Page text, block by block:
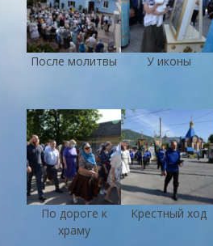
После молитвы У иконы
По дороге к
храму
Крестный ход